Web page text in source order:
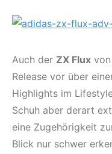
Auch der ZX Flux von
Release vor über
Highlights im
Schuh aber derart
eine Zugehörigkeit
Blick nur schwer